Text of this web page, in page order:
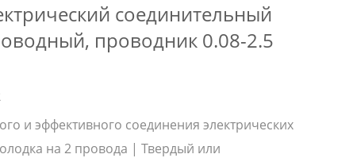
соединительный
проводник 0.08-2.5
и эффективного соединения электрических
на 2 провода | Твердый или